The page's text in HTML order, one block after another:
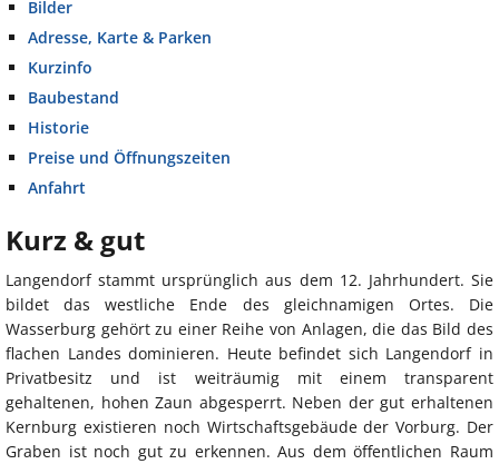
Bilder
Adresse, Karte & Parken
Kurzinfo
Baubestand
Historie
Preise und Öffnungszeiten
Anfahrt
Kurz & gut
Langendorf stammt ursprünglich aus dem 12. Jahrhundert. Sie
bildet das westliche Ende des gleichnamigen Ortes. Die
Wasserburg gehört zu einer Reihe von Anlagen, die das Bild des
flachen Landes dominieren. Heute befindet sich Langendorf in
Privatbesitz und ist weiträumig mit einem transparent
gehaltenen, hohen Zaun abgesperrt. Neben der gut erhaltenen
Kernburg existieren noch Wirtschaftsgebäude der Vorburg. Der
Graben ist noch gut zu erkennen. Aus dem öffentlichen Raum